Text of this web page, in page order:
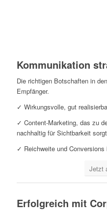
Kommunikation
Die richtigen Botschaften in
Empfänger.
✓ Wirkungsvolle, gut
✓ Content-Marketing, das zu
nachhaltig für Sichtbarkeit sorgt
✓ Reichweite und
Jetzt
Erfolgreich mit